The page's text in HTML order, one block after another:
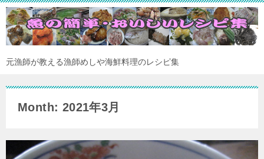
元漁師が教える漁師めしや海鮮料理のレシピ集
Month: 2021年3月